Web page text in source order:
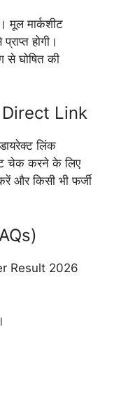
मूल मार्कशीट
होगी।
से घोषित की
Link
लिंक
चेक करने के लिए
और किसी भी फर्जी
Result 2026